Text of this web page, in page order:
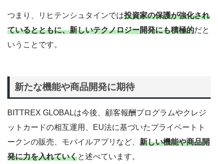
つまり、リヒテンシュタインでは投資家の保護が強化され
ているとともに、新しいテクノロジー開発にも積極的だと
いうことです。
新たな機能や商品開発に期待
BITTREX GLOBALは今後、顧客報酬プログラムやクレジ
ットカードの相互運用、EU法に基づいたプライベートト
ークンの販売、モバイルアプリなど、 新しい機能や商品開
発に力を入れていくと述べています。